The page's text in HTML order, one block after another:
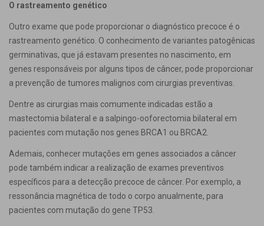
O rastreamento genético
Outro exame que pode proporcionar o diagnóstico precoce é o
rastreamento genético. O conhecimento de variantes patogênicas
germinativas, que já estavam presentes no nascimento, em
genes responsáveis por alguns tipos de câncer, pode proporcionar
a prevenção de tumores malignos com cirurgias preventivas.
Dentre as cirurgias mais comumente indicadas estão a
mastectomia bilateral e a salpingo-ooforectomia bilateral em
pacientes com mutação nos genes BRCA1 ou BRCA2.
Ademais, conhecer mutações em genes associados a câncer
pode também indicar a realização de exames preventivos
específicos para a detecção precoce de câncer. Por exemplo, a
ressonância magnética de todo o corpo anualmente, para
pacientes com mutação do gene TP53.